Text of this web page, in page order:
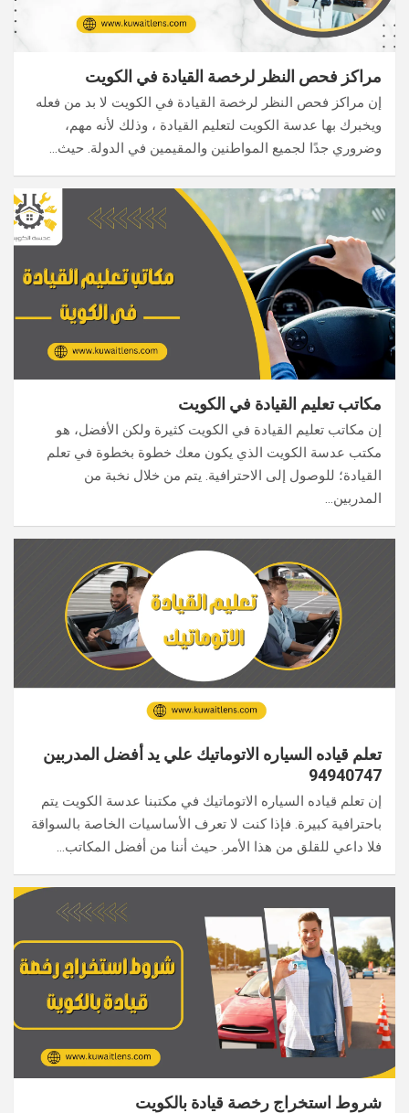
مراكز فحص النظر لرخصة القيادة في الكويت
إن مراكز فحص النظر لرخصة القيادة في الكويت لا بد من فعله
ويخبرك بها عدسة الكويت لتعليم القيادة ، وذلك لأنه مهم،
وضروري جدًا لجميع المواطنين والمقيمين في الدولة. حيث…
مكاتب تعليم القيادة في الكويت
إن مكاتب تعليم القيادة في الكويت كثيرة ولكن الأفضل، هو
مكتب عدسة الكويت الذي يكون معك خطوة بخطوة في تعلم
القيادة؛ للوصول إلى الاحترافية. يتم من خلال نخبة من
المدربين…
تعلم قياده السياره الاتوماتيك علي يد أفضل المدربين
94940747
إن تعلم قياده السياره الاتوماتيك في مكتبنا عدسة الكويت يتم
باحترافية كبيرة. فإذا كنت لا تعرف الأساسيات الخاصة بالسواقة
فلا داعي للقلق من هذا الأمر. حيث أننا من أفضل المكاتب…
شروط استخراج رخصة قيادة بالكويت